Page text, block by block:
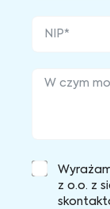
z o.o. z